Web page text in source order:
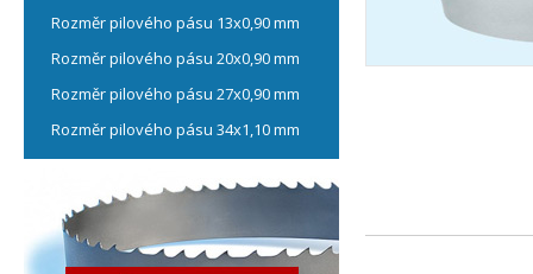
Rozměr pilového pásu 13x0,90 mm
Rozměr pilového pásu 20x0,90 mm
Rozměr pilového pásu 27x0,90 mm
Rozměr pilového pásu 34x1,10 mm